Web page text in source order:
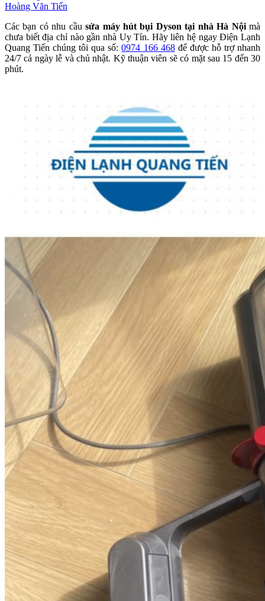
Hoàng Văn Tiến
Các bạn có nhu cầusửa máy hút bụi Dyson tại nhà Hà Nộimà
chưa biết địa chỉ nào gần nhà Uy Tín. Hãy liên hệ ngay Điện Lạnh
Quang Tiến chúng tôi qua số:0974 166 468để được hỗ trợ nhanh
24/7 cả ngày lễ và chủ nhật. Kỹ thuận viên sẽ có mặt sau 15 đến 30
phút.